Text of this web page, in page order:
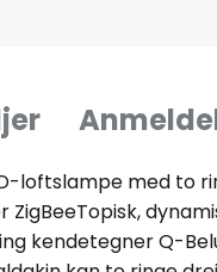
loftslampe med to
kendetegner Q-